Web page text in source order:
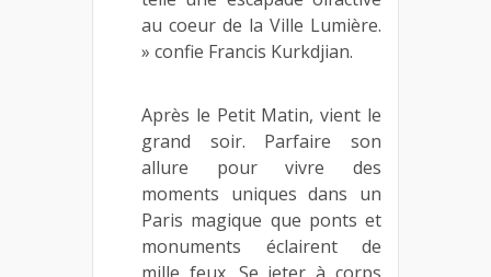
au coeur de la Ville Lumière.
» confie Francis Kurkdjian.
Après le Petit Matin, vient le
grand soir. Parfaire son
allure pour vivre des
moments uniques dans un
Paris magique que ponts et
monuments éclairent de